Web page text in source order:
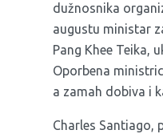
dužnosnika
augustu ministar
Pang Khee Teika,
Oporbena
a zamah dobiva i
Charles Santiago,